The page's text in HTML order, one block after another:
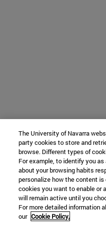
The University of Navarra
party cookies to store and
browse. Different types of
For example, to identify you
about your browsing habits
personalize how the content
cookies you want to enable or
will remain active until you
For more detailed information
our Cookie Policy.